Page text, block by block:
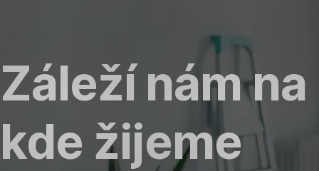
Záleží nám
kde žijeme